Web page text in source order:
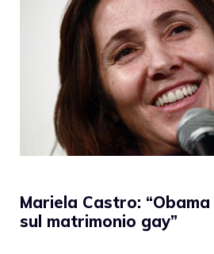
Mariela Castro:
sul matrimonio gay”